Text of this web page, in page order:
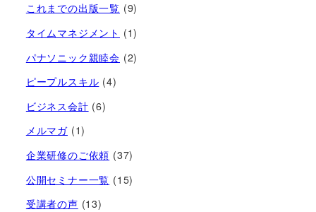
これまでの出版一覧 (9)
タイムマネジメント (1)
パナソニック親睦会 (2)
ピープルスキル (4)
ビジネス会計 (6)
メルマガ (1)
企業研修のご依頼 (37)
公開セミナー一覧 (15)
受講者の声 (13)